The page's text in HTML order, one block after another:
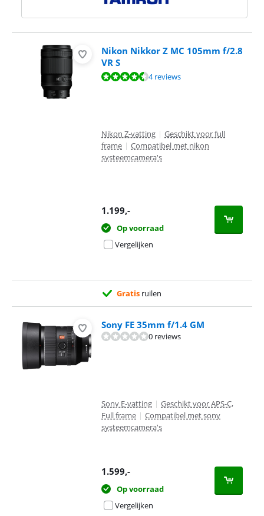
Nikon Nikkor Z MC 105mm f/2.8
VR S
Beoordeling is 9,3 van de 10, gebaseerd op 4 reviews.
4 reviews
Nikon Z-vatting | Geschikt voor full
frame | Compatibel met nikon
systeemcamera's
1.199,-
Op voorraad
Vergelijken
Gratis ruilen
Sony FE 35mm f/1.4 GM
0 reviews
Sony E-vatting | Geschikt voor APS-C,
Full frame | Compatibel met sony
systeemcamera's
1.599,-
Op voorraad
Vergelijken